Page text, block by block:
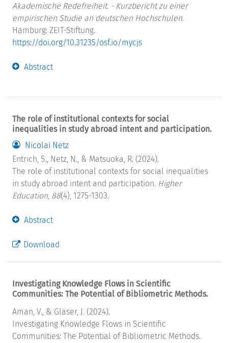
Akademische Redefreiheit. - Kurzbericht zu einer
empirischen Studie an deutschen Hochschulen.
Hamburg: ZEIT-Stiftung.
https://doi.org/10.31235/osf.io/mycjs
Abstract
The role of institutional contexts for social
inequalities in study abroad intent and participation.
Nicolai Netz
Entrich, S., Netz, N., & Matsuoka, R. (2024).
The role of institutional contexts for social inequalities
in study abroad intent and participation. Higher
Education, 88(4), 1275-1303.
Abstract
Download
Investigating Knowledge Flows in Scientific
Communities: The Potential of Bibliometric Methods.
Aman, V., & Gläser, J. (2024).
Investigating Knowledge Flows in Scientific
Communities: The Potential of Bibliometric Methods.